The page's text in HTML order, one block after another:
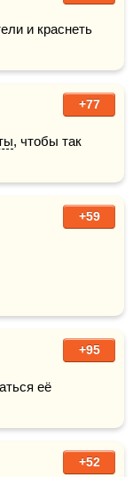
и краснеть
+77
, чтобы так
+59
+95
её
+52